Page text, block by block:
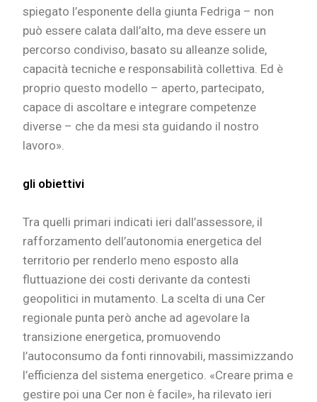
spiegato l’esponente della giunta Fedriga – non
può essere calata dall’alto, ma deve essere un
percorso condiviso, basato su alleanze solide,
capacità tecniche e responsabilità collettiva. Ed è
proprio questo modello – aperto, partecipato,
capace di ascoltare e integrare competenze
diverse – che da mesi sta guidando il nostro
lavoro».
gli obiettivi
Tra quelli primari indicati ieri dall’assessore, il
rafforzamento dell’autonomia energetica del
territorio per renderlo meno esposto alla
fluttuazione dei costi derivante da contesti
geopolitici in mutamento. La scelta di una Cer
regionale punta però anche ad agevolare la
transizione energetica, promuovendo
l’autoconsumo da fonti rinnovabili, massimizzando
l’efficienza del sistema energetico. «Creare prima e
gestire poi una Cer non è facile», ha rilevato ieri